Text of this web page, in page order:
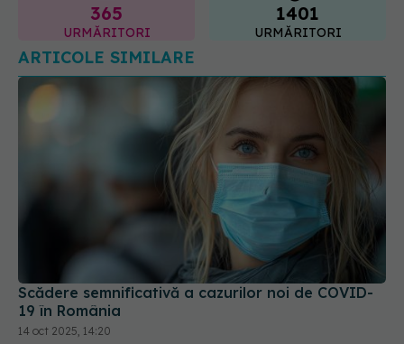
365
URMĂRITORI
1401
URMĂRITORI
ARTICOLE SIMILARE
Scădere semnificativă a cazurilor noi de COVID-
19 în România
14 oct 2025, 14:20